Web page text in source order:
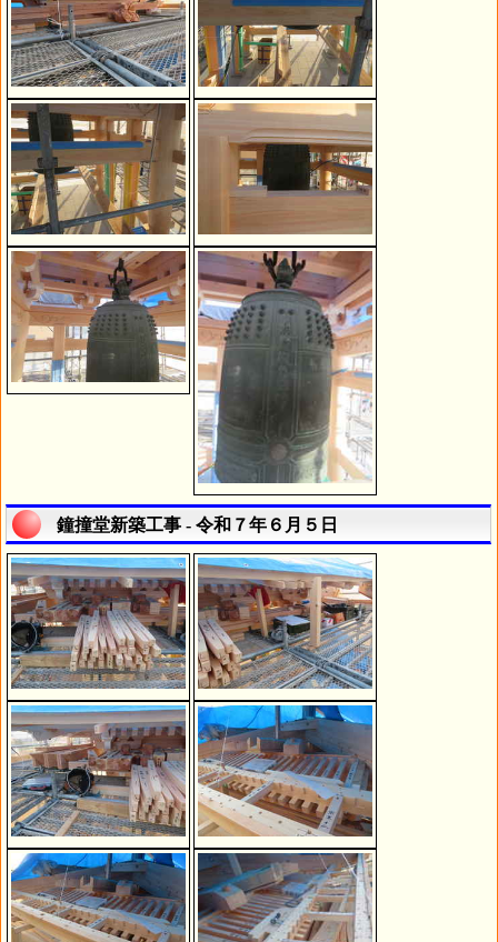
鐘撞堂新築工事 - 令和７年６月５日